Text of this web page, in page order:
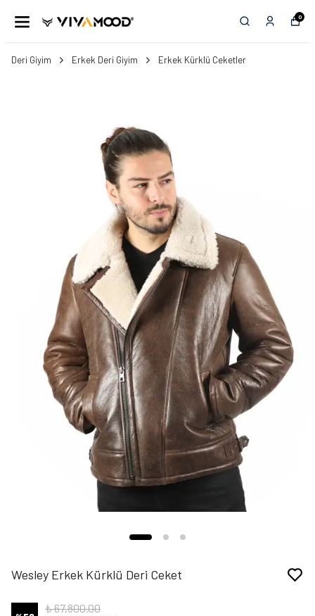
0
Deri Giyim Erkek Deri Giyim Erkek Kürklü Ceketler
Wesley Erkek Kürklü Deri Ceket
₺ 67,800.00